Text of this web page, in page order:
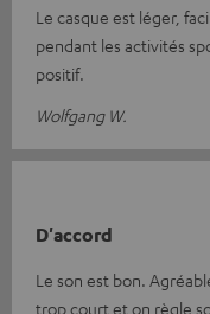
Le casque est léger,
pendant les activités
positif.
Wolfgang W.
D'accord
Le son est bon.
trop court et on règle